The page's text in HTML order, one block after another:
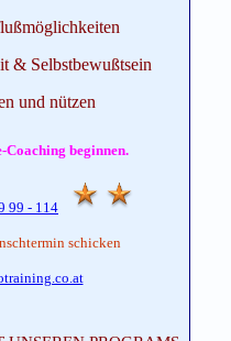
& Selbstbewußtsein
und nützen
beginnen.
99 - 114
schicken